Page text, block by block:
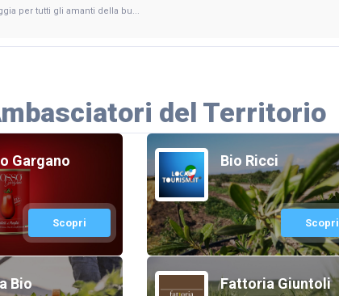
per tutti gli amanti della bu...
del Territorio
Gargano
Scopri
Bio Ricci
Scopri
Bio Fattoria Giuntoli